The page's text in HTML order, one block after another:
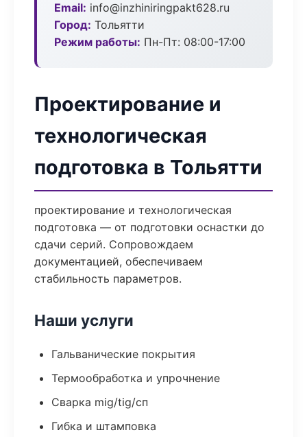
Email: info@inzhiniringpakt628.ru
Город: Тольятти
Режим работы: Пн-Пт: 08:00-17:00
Проектирование и
технологическая
подготовка в Тольятти
проектирование и технологическая
подготовка — от подготовки оснастки до
сдачи серий. Сопровождаем
документацией, обеспечиваем
стабильность параметров.
Наши услуги
Гальванические покрытия
Термообработка и упрочнение
Сварка mig/tig/сп
Гибка и штамповка